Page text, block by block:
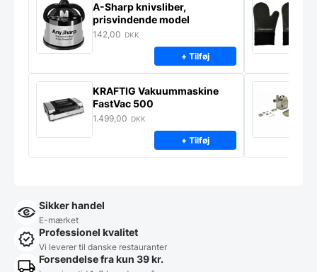
A-Sharp knivsliber,
prisvindende model
142,00 DKK
+ Tilføj
KRAFTIG Vakuummaskine
FastVac 500
1.499,00 DKK
+ Tilføj
Sikker handel
E-mærket
Professionel kvalitet
Vi leverer til danske restauranter
Forsendelse fra kun 39 kr.